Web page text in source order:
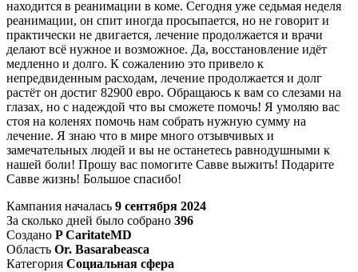
находится в реанимации в коме. Сегодня уже седьмая неделя
реанимации, он спит иногда просыпается, но не говорит и
практически не двигается, лечение продолжается и врачи
делают всё нужное и возможное. Да, восстановление идёт
медленно и долго. К сожалению это привело к
непредвиденным расходам, лечение продолжается и долг
растёт он достиг 82900 евро. Обращаюсь к вам со слезами на
глазах, но с надеждой что вы сможете помочь! Я умоляю вас
стоя на коленях помочь нам собрать нужную сумму на
лечение. Я знаю что в мире много отзывчивых и
замечательных людей и вы не останетесь равнодушными к
нашей боли! Прошу вас помогите Савве выжить! Подарите
Савве жизнь! Большое спасибо!
Кампания началась 9 сентября 2024
За сколько дней было собрано 396
Создано P CaritateMD
Область Or. Basarabeasca
Категория Социальная сфера